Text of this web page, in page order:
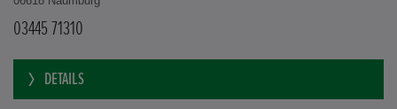
03445 71310
DETAILS